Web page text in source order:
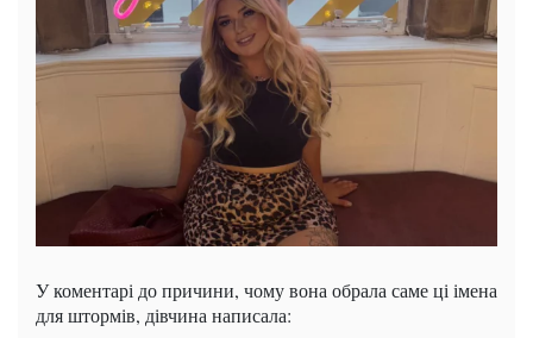
У коментарі до причини, чому вона обрала саме ці імена
для штормів, дівчина написала: